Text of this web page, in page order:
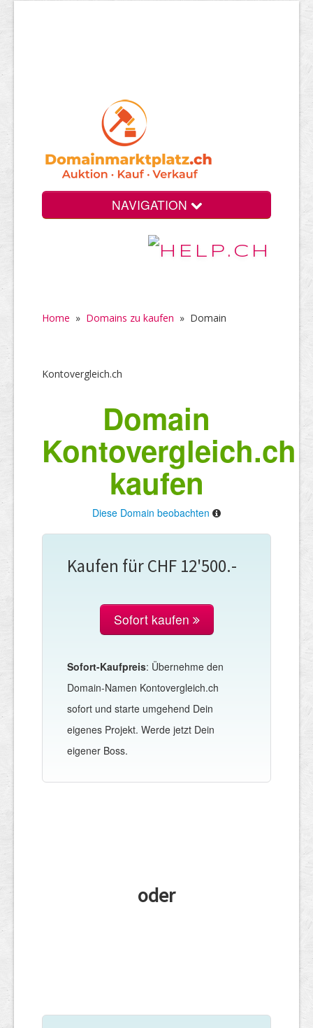
NAVIGATION
Home » Domains zu kaufen » Domain
Kontovergleich.ch
Domain
Kontovergleich.ch
kaufen
Diese Domain beobachten
Kaufen für CHF 12'500.-
Sofort kaufen
Sofort-Kaufpreis: Übernehme den
Domain-Namen Kontovergleich.ch
sofort und starte umgehend Dein
eigenes Projekt. Werde jetzt Dein
eigener Boss.
oder